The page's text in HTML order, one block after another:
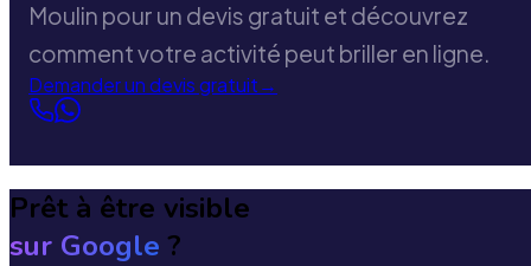
Moulin pour un devis gratuit et découvrez
comment votre activité peut briller en ligne.
Demander un devis gratuit→
Prêt à être visible
sur Google ?